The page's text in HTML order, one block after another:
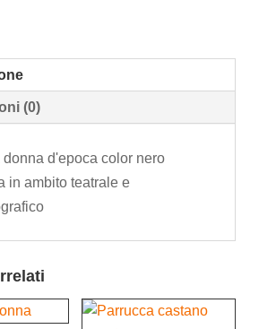
(0)
donna d'epoca color nero
in ambito teatrale e